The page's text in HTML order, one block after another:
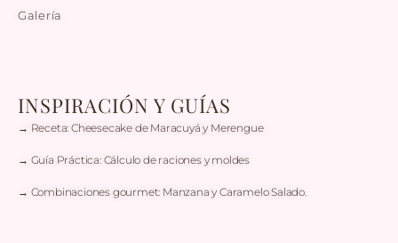
Galería
INSPIRACIÓN Y GUÍAS
→ Receta: Cheesecake de Maracuyá y Merengue
→ Guía Práctica: Cálculo de raciones y moldes
→ Combinaciones gourmet: Manzana y Caramelo Salado.